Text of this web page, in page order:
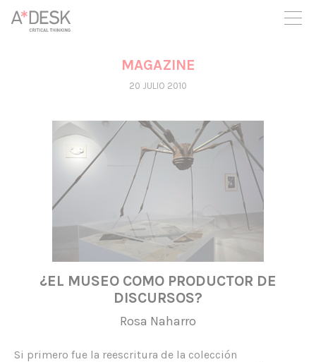
crees también en A*DESK seguimos necesitándote para poder
seguir adelante. Ahora puedes participar del proyecto y
apoyarlo.
MAGAZINE
20 JULIO 2010
¿EL MUSEO COMO PRODUCTOR DE
DISCURSOS?
Rosa Naharro
Si primero fue la reescritura de la colección